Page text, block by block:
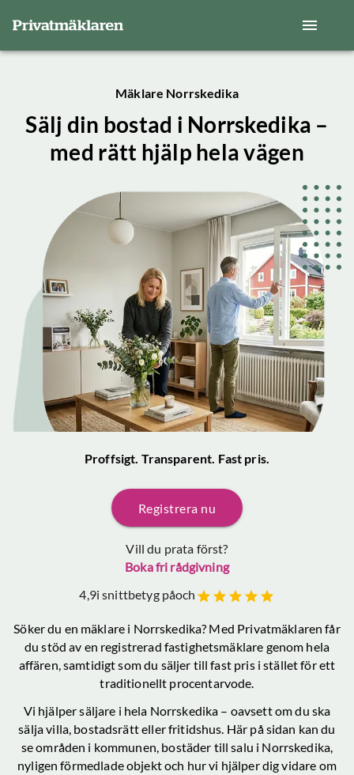
Mäklare Norrskedika
Sälj din bostad i Norrskedika –
med rätt hjälp hela vägen
Proffsigt. Transparent. Fast pris.
Registrera nu
Vill du prata först?
Boka fri rådgivning
4,9i snittbetyg påoch
Söker du en mäklare i Norrskedika? Med Privatmäklaren får
du stöd av en registrerad fastighetsmäklare genom hela
affären, samtidigt som du säljer till fast pris i stället för ett
traditionellt procentarvode.
Vi hjälper säljare i hela Norrskedika – oavsett om du ska
sälja villa, bostadsrätt eller fritidshus. Här på sidan kan du
se områden i kommunen, bostäder till salu i Norrskedika,
nyligen förmedlade objekt och hur vi hjälper dig vidare om